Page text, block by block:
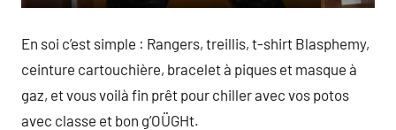
En soi c’est simple : Rangers, treillis, t-shirt Blasphemy,
ceinture cartouchière, bracelet à piques et masque à
gaz, et vous voilà fin prêt pour chiller avec vos potos
avec classe et bon g’OÜGHt.